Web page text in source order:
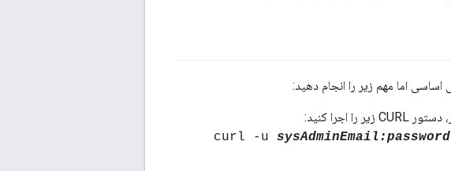
sysAdminEmail:password